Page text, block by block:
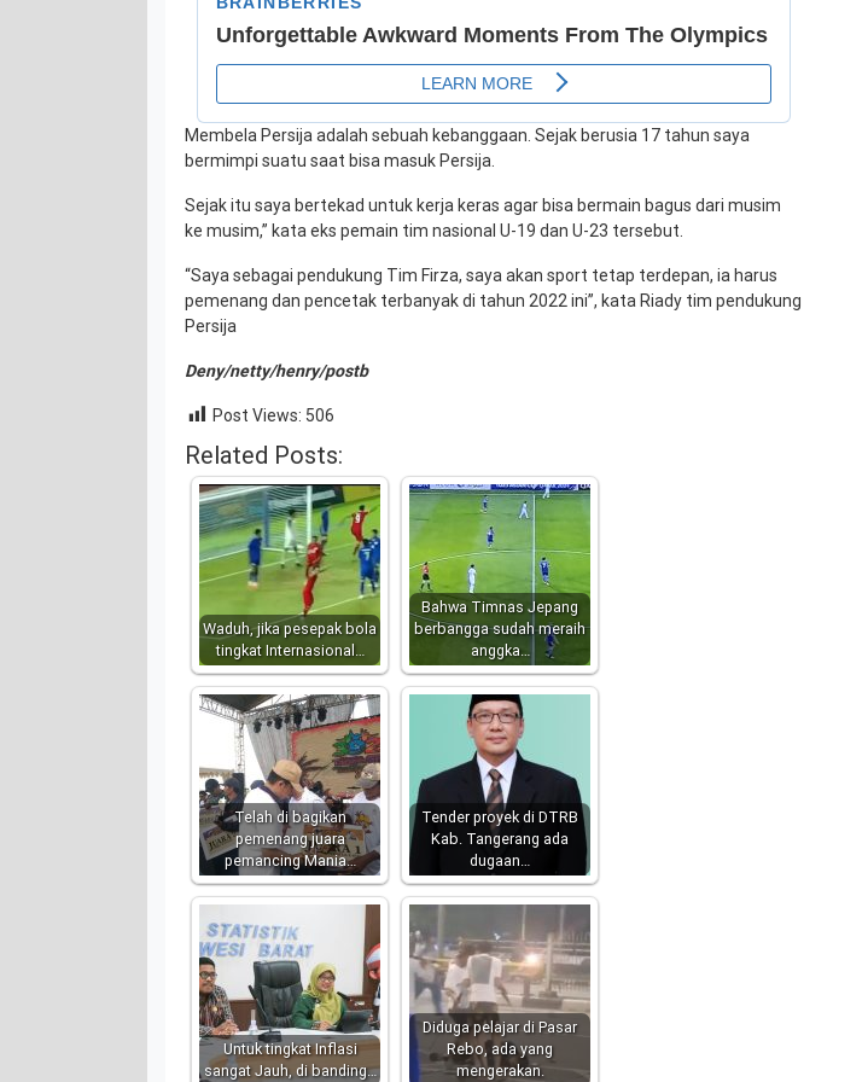
Membela Persija adalah sebuah kebanggaan. Sejak berusia 17 tahun saya
bermimpi suatu saat bisa masuk Persija.
Sejak itu saya bertekad untuk kerja keras agar bisa bermain bagus dari musim
ke musim,” kata eks pemain tim nasional U-19 dan U-23 tersebut.
“Saya sebagai pendukung Tim Firza, saya akan sport tetap terdepan, ia harus
pemenang dan pencetak terbanyak di tahun 2022 ini”, kata Riady tim pendukung
Persija
Deny/netty/henry/postb
Post Views: 506
Related Posts:
Waduh, jika pesepak bola
tingkat Internasional…
Bahwa Timnas Jepang
berbangga sudah meraih
anggka…
Telah di bagikan
pemenang juara
pemancing Mania…
Tender proyek di DTRB
Kab. Tangerang ada
dugaan…
Untuk tingkat Inflasi
sangat Jauh, di banding…
Diduga pelajar di Pasar
Rebo, ada yang
mengerakan.